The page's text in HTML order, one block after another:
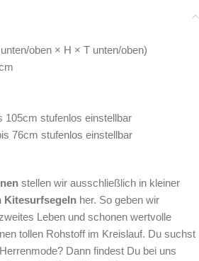
oben × H × T unten/oben)
105cm stufenlos einstellbar
76cm stufenlos einstellbar
stellen wir ausschließlich in kleiner
Kitesurfsegeln her. So geben wir
Leben und schonen wertvolle
tollen Rohstoff im Kreislauf. Du suchst
Dann findest Du bei uns